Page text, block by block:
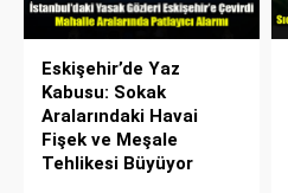
Eskişehir’de Yaz
Kabusu: Sokak
Aralarındaki Havai
Fişek ve Meşale
Tehlikesi Büyüyor